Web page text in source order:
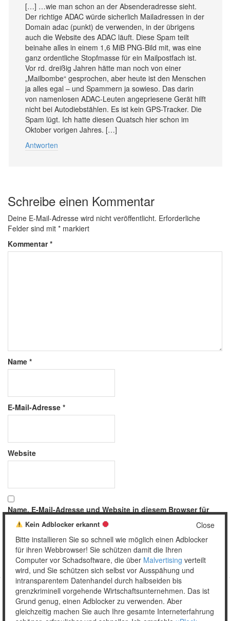
[…] …wie man schon an der Absenderadresse sieht.
Der richtige ADAC würde sicherlich Mailadressen in der
Domain adac (punkt) de verwenden, in der übrigens
auch die Website des ADAC läuft. Diese Spam teilt
beinahe alles in einem 1,6 MiB PNG-Bild mit, was eine
ganz ordentliche Stopfmasse für ein Mailpostfach ist.
Vor rd. dreißig Jahren hätte man noch von einer
„Mailbombe“ gesprochen, aber heute ist den Menschen
ja alles egal – und Spammern ja sowieso. Das darin
von namenlosen ADAC-Leuten angepriesene Gerät hilft
nicht bei Autodiebstählen. Es ist kein GPS-Tracker. Die
Spam lügt. Ich hatte diesen Quatsch hier schon im
Oktober vorigen Jahres. […]
Antworten
Schreibe einen Kommentar
Deine E-Mail-Adresse wird nicht veröffentlicht. Erforderliche
Felder sind mit * markiert
Kommentar*
Name *
E-Mail-Adresse *
Website
Name, E-Mail-Adresse und Website in diesem Browser für
meinen nächsten Kommentar speichern.
Copyright © 2026 Unser täglich Spam.
MobileWordPress Theme by themehall.com
Close
Kein Adblocker erkannt
Bitte installieren Sie so schnell wie möglich einen Adblocker
für ihren Webbrowser! Sie schützen damit die Ihren
Computer vor Schadsoftware, die über Malvertising verteilt
wird, und Sie schützen sich selbst vor Ausspähung und
intransparentem Datenhandel durch halbseiden bis
grenzkriminell vorgehende Wirtschaftsunternehmen. Das ist
Grund genug, einen Adblocker zu verwenden. Aber
gleichzeitig machen Sie auch Ihre gesamte Interneterfahrung